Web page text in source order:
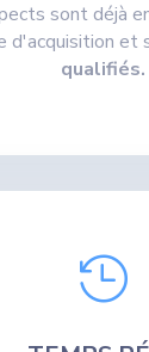
sont déjà
d'acquisition
qualifiés.
